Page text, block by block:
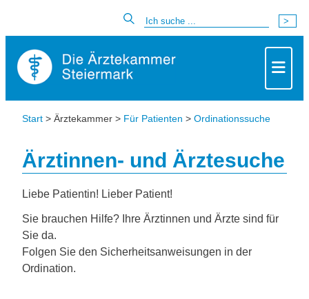
Start > Ärztekammer > Für Patienten > Ordinationssuche
Ärztinnen- und Ärztesuche
Liebe Patientin! Lieber Patient!
Sie brauchen Hilfe? Ihre Ärztinnen und Ärzte sind für
Sie da.
Folgen Sie den Sicherheitsanweisungen in der
Ordination.